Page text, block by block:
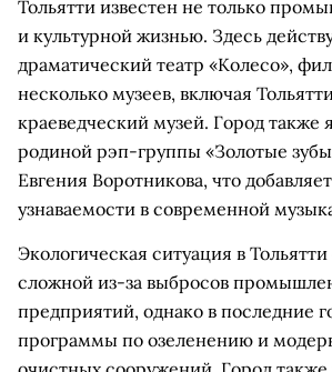
Тольятти известен не только
и культурной жизнью. Здесь
драматический театр «Колесо»,
несколько музеев, включая
краеведческий музей. Город также
родиной рэп-группы «Золотые
Евгения Воротникова, что
узнаваемости в современной
Экологическая ситуация в Тольятти
сложной из-за выбросов
предприятий, однако в последние
программы по озеленению и